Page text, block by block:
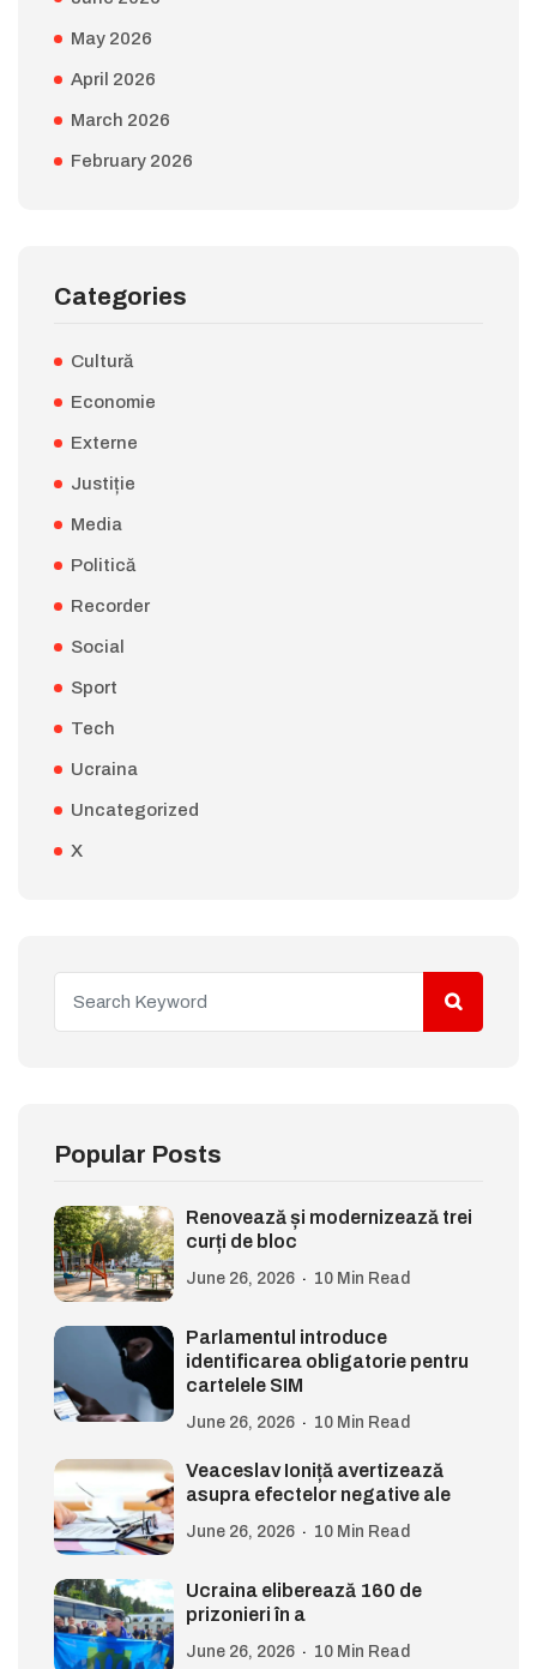
May 2026
April 2026
March 2026
February 2026
Categories
Cultură
Economie
Externe
Justiție
Media
Politică
Recorder
Social
Sport
Tech
Ucraina
Uncategorized
X
Popular Posts
Renovează și modernizează trei
curți de bloc
June 26, 2026 10 Min Read
Parlamentul introduce
identificarea obligatorie pentru
cartelele SIM
June 26, 2026 10 Min Read
Veaceslav Ioniță avertizează
asupra efectelor negative ale
June 26, 2026 10 Min Read
Ucraina eliberează 160 de
prizonieri în a
June 26, 2026 10 Min Read